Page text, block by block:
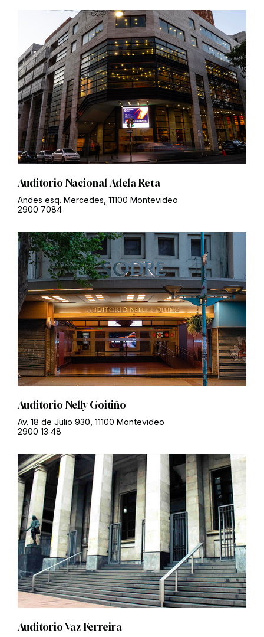
Auditorio Nacional Adela Reta
Andes esq. Mercedes, 11100 Montevideo
2900 7084
Auditorio Nelly Goitiño
Av. 18 de Julio 930, 11100 Montevideo
2900 13 48
Auditorio Vaz Ferreira